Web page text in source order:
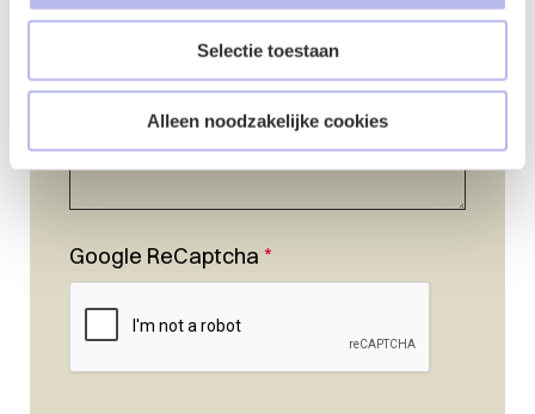
Selectie toestaan
Alleen noodzakelijke cookies
Google ReCaptcha *